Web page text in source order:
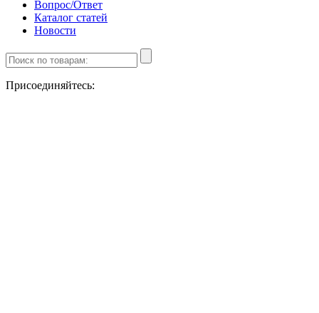
Вопрос/Ответ
Каталог статей
Новости
Присоединяйтесь: